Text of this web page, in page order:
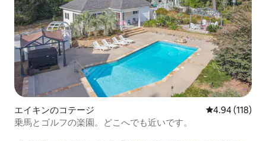
エイキンのコテージ レビュー118
4.94 (118)
乗馬とゴルフの楽園。どこへでも近いです。